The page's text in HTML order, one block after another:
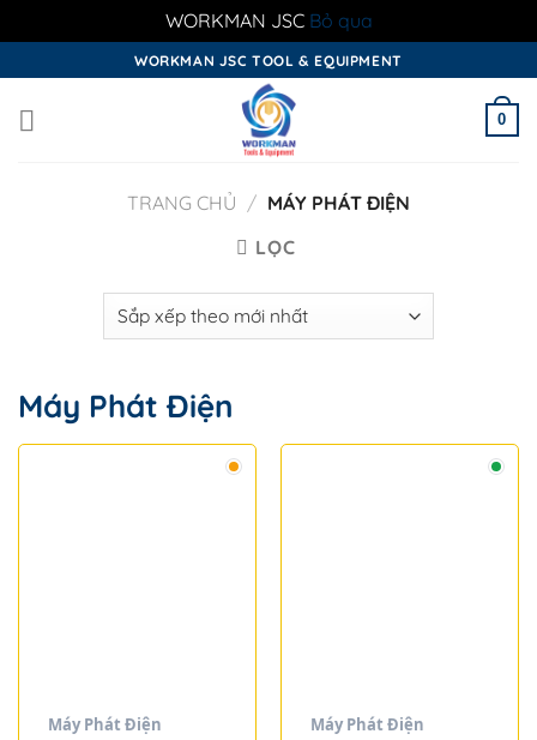
WORKMAN JSC Bỏ qua
to
content
WORKMAN JSC TOOL & EQUIPMENT
0
TRANG CHỦ / MÁY PHÁT ĐIỆN
LỌC
Máy Phát Điện
Máy Phát Điện Máy Phát Điện